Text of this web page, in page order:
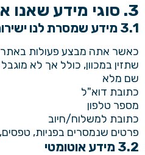
3. סוגי מידע שאנו אוספים
3.1 מידע שמסרת לנו ישירות
כאשר אתה מבצע פעולות באתר,
שתזין במכוון, כולל אך לא
שם מלא
כתובת דוא"ל
מספר טלפון
כתובת למשלוח/חיוב
פרטים שנמסרים בפניות,
3.2 מידע אוטומטי